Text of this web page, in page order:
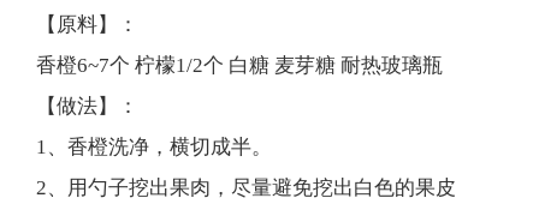
【原料】：
香橙6~7个 柠檬1/2个 白糖 麦芽糖 耐热玻璃瓶
【做法】：
1、香橙洗净，横切成半。
2、用勺子挖出果肉，尽量避免挖出白色的果皮